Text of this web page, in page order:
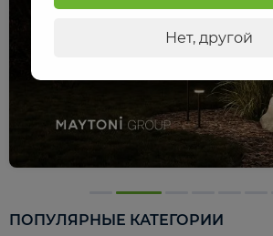
ПОПУЛЯРНЫЕ КАТЕГОРИИ
Нет, другой